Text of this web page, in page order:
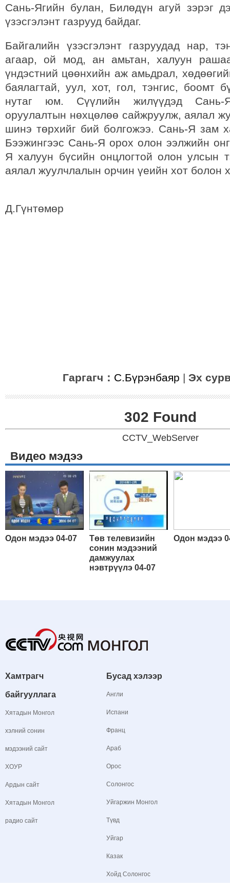
Сань-Ягийн булан, Билөдүн агуй зэрэг
үзэсгэлэнт газрууд байдаг.
Байгалийн үзэсгэлэнт газруудад нар,
агаар, ой мод, ан амьтан, халуун
үндэстний цөөнхийн аж амьдрал,
баялагтай, уул, хот, гол, тэнгис, боомт
нутаг юм. Сүүлийн жилүүдэд Сань-
оруулалтын нөхцөлөө сайжруулж, аялал
шинэ төрхийг бий болгожээ. Сань-Я зам
Бээжингээс Сань-Я орох олон ээлжийн
Я халуун бүсийн онцлогтой олон улсын
аялал жуулчлалын орчин үеийн хот болон
Д.Гүнтөмөр
Гаргагч： С.Бүрэнбаяр | Эх
302 Found
CCTV_WebServer
Видео мэдээ
Одон мэдээ 04-07
Төв телевизийн
сонин мэдээний
дамжуулах
нэвтрүүлэ 04-07
Одон мэдээ
Хамтрагч
байгууллага
Хятадын Монгол
хэлний сонин
мэдээний сайт
ХОУР
Ардын сайт
Хятадын Монгол
радио сайт
Бусад хэлээр
Англи
Испани
Франц
Араб
Орос
Солонгос
Уйгаржин Монгол
Түвд
Уйгар
Казак
Хойд Солонгос